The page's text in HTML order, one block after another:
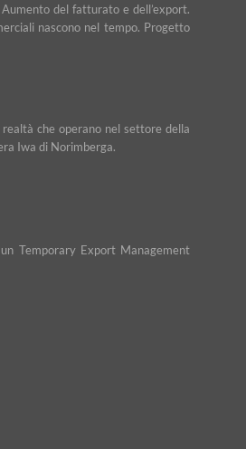
del fatturato e dell’export.
nascono nel tempo. Progetto
che operano nel settore della
Iwa di Norimberga.
Temporary Export Management